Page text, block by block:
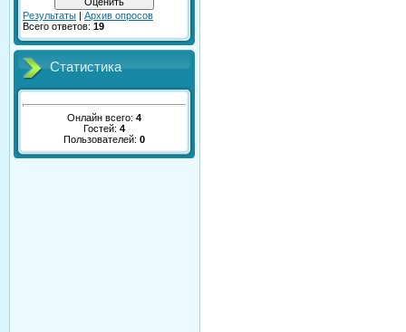
Результаты | Архив опросов
Всего ответов: 19
Статистика
Онлайн всего: 4
Гостей: 4
Пользователей: 0